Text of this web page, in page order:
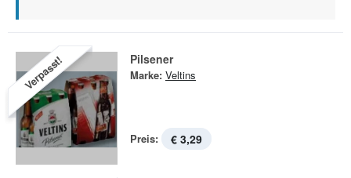
Verpasst! Pilsener
Marke: Veltins
Preis: € 3,29